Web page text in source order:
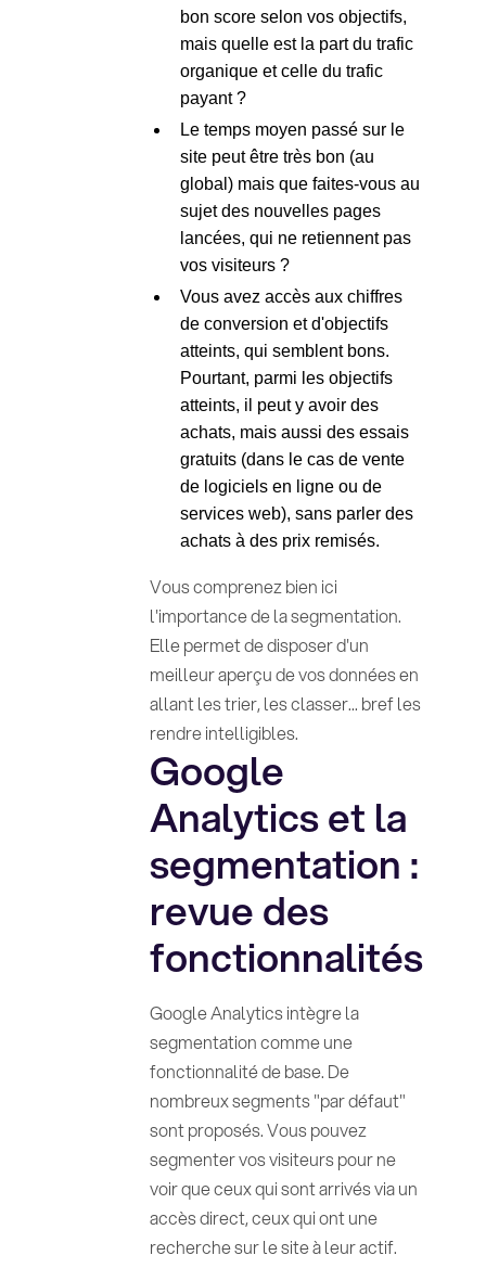
bon score selon vos objectifs,
mais quelle est la part du trafic
organique et celle du trafic
payant ?
Le temps moyen passé sur le
site peut être très bon (au
global) mais que faites-vous au
sujet des nouvelles pages
lancées, qui ne retiennent pas
vos visiteurs ?
Vous avez accès aux chiffres
de conversion et d'objectifs
atteints, qui semblent bons.
Pourtant, parmi les objectifs
atteints, il peut y avoir des
achats, mais aussi des essais
gratuits (dans le cas de vente
de logiciels en ligne ou de
services web), sans parler des
achats à des prix remisés.
Vous comprenez bien ici
l'importance de la segmentation.
Elle permet de disposer d'un
meilleur aperçu de vos données en
allant les trier, les classer... bref les
rendre intelligibles.
Google
Analytics et la
segmentation :
revue des
fonctionnalités
Google Analytics intègre la
segmentation comme une
fonctionnalité de base. De
nombreux segments "par défaut"
sont proposés. Vous pouvez
segmenter vos visiteurs pour ne
voir que ceux qui sont arrivés via un
accès direct, ceux qui ont une
recherche sur le site à leur actif.